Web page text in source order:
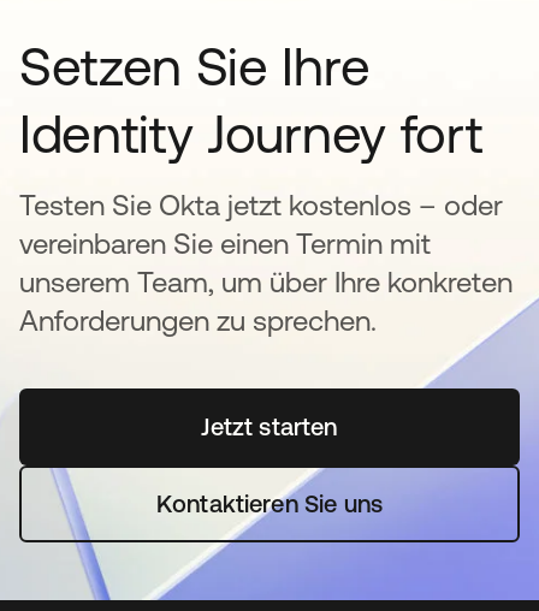
Setzen Sie Ihre
Identity Journey fort
Testen Sie Okta jetzt kostenlos – oder
vereinbaren Sie einen Termin mit
unserem Team, um über Ihre konkreten
Anforderungen zu sprechen.
Jetzt startenwird in einer neuen
Kontaktieren Sie uns